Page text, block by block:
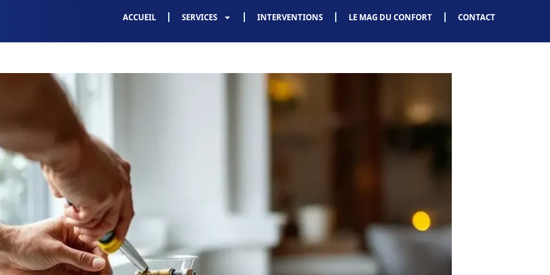
ACCUEIL SERVICES INTERVENTIONS LE MAG DU CONFORT CONTACT